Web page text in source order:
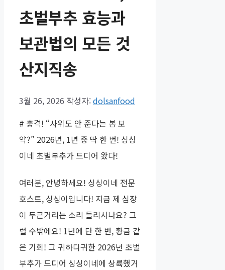
초벌부추 효능과
보관법의 모든 것
산지직송
3월 26, 2026 작성자:dolsanfood
# 충격! “사위도 안 준다는 봄 보
약?” 2026년, 1년 중 딱 한 번! 싱싱
이네 초벌부추가 드디어 왔다!
여러분, 안녕하세요! 싱싱이네 전문
호스트, 싱싱이입니다! 지금 제 심장
이 두근거리는 소리 들리시나요? 그
럴 수밖에요! 1년에 단 한 번, 황금 같
은 기회! 그 귀하디귀한 2026년 초벌
부추가 드디어 싱싱이네에 상륙했거